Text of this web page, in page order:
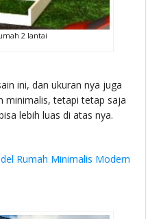
2 lantai
ini, dan ukuran nya juga
minimalis, tetapi tetap saja
lebih luas di atas nya.
Rumah Minimalis Modern